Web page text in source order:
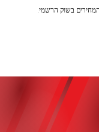
בשוק הרשמי.